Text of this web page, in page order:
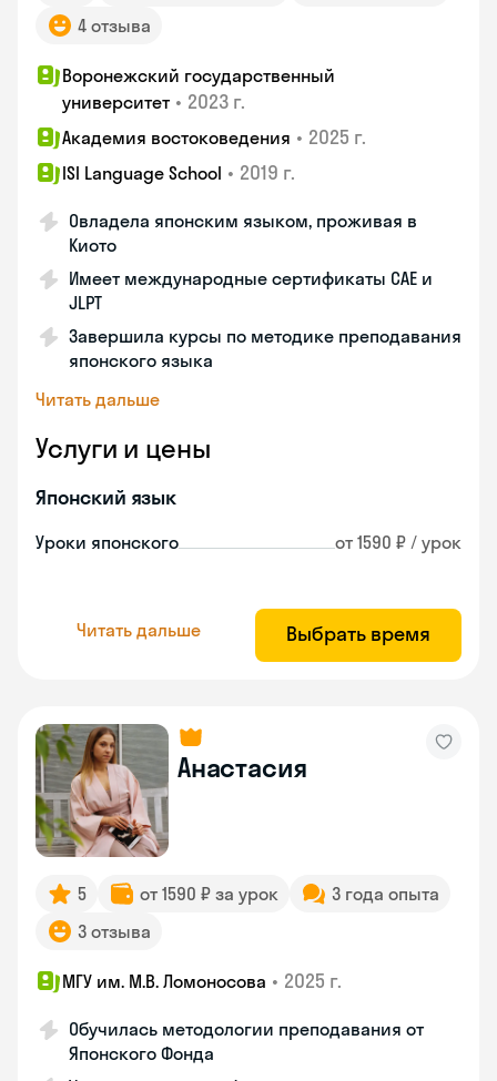
4 отзыва
Воронежский государственный
университет • 2023 г.
Академия востоковедения • 2025 г.
ISI Language School • 2019 г.
Овладела японским языком, проживая в
Киото
Имеет международные сертификаты CAE и
JLPT
Завершила курсы по методике преподавания
японского языка
Читать дальше
Услуги и цены
Японский язык
Уроки японского от 1590 ₽ / урок
Читать дальше Выбрать время
Анастасия
5 от 1590 ₽ за урок
3 года опыта
3 отзыва
МГУ им. М.В. Ломоносова • 2025 г.
Обучилась методологии преподавания от
Японского Фонда